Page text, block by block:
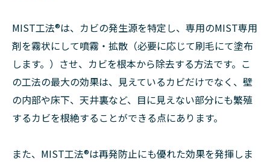
MIST工法®は、カビの発生源を特定し、専用のMIST専用
剤を霧状にして噴霧・拡散（必要に応じて刷毛にて塗布
します。）させ、カビを根本から除去する方法です。こ
の工法の最大の効果は、見えているカビだけでなく、壁
の内部や床下、天井裏など、目に見えない部分にも繁殖
するカビを根絶することができる点にあります。
また、MIST工法®は再発防止にも優れた効果を発揮しま